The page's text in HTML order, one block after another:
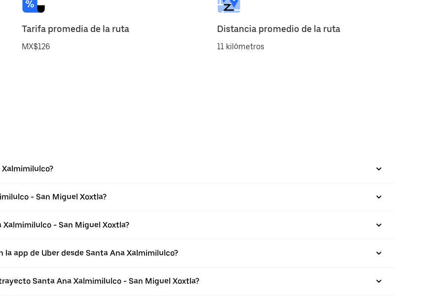
Tarifa promedia de la ruta
MX$126
Distancia promedio de la ruta
11 kilómetros
- San Miguel Xoxtla?
- San Miguel Xoxtla?
app de Uber desde Santa Ana Xalmimilulco?
Santa Ana Xalmimilulco - San Miguel Xoxtla?